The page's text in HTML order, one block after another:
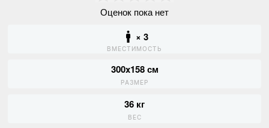
Оценок пока нет
× 3
ВМЕСТИМОСТЬ
300x158 см
РАЗМЕР
36 кг
ВЕС